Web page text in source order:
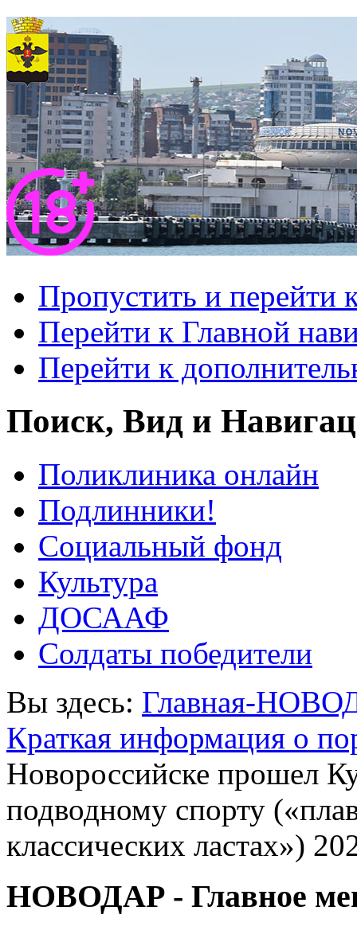
Пропустить и перейти
Перейти к Главной
Перейти к
Поиск, Вид и
Поликлиника онлайн
Подлинники!
Социальный фонд
Культура
ДОСААФ
Солдаты победители
Вы здесь: Главная-
Краткая информация о
Новороссийске прошел
подводному спорту
классических ластах»)
НОВОДАР - Главное